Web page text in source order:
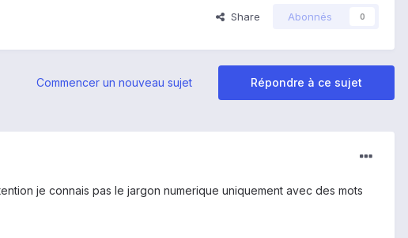
Share Abonnés 0
Répondre à ce sujet
Commencer un nouveau sujet
je connais pas le jargon numerique uniquement avec des mots